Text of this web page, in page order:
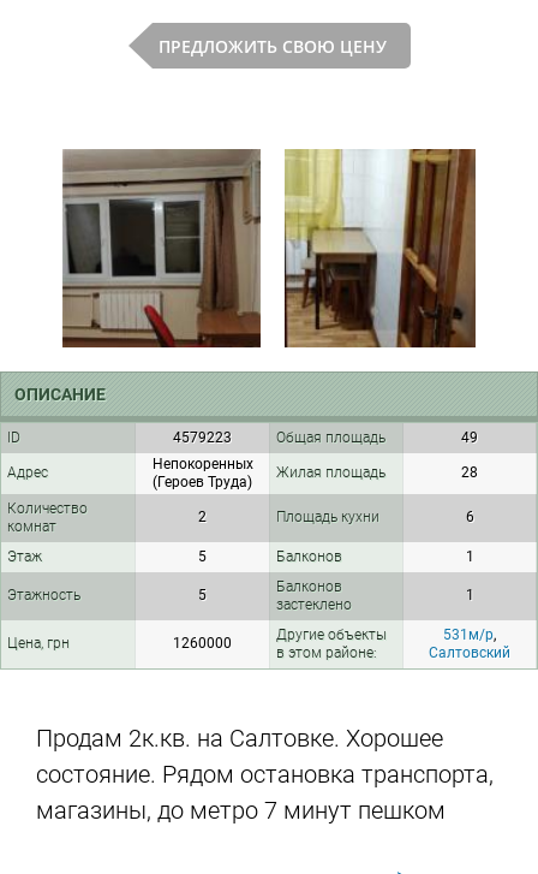
ПРЕДЛОЖИТЬ СВОЮ ЦЕНУ
ОПИСАНИЕ
ID 4579223 Общая площадь 49
Адрес
Непокоренных
(Героев Труда)
Жилая площадь 28
Количество
комнат
2 Площадь кухни 6
Этаж 5 Балконов 1
Этажность 5
Балконов
застеклено
1
Цена, грн 1260000
Другие объекты
в этом районе:
531м/р,
Салтовский
Продам 2к.кв. на Салтовке. Хорошее
состояние. Рядом остановка транспорта,
магазины, до метро 7 минут пешком